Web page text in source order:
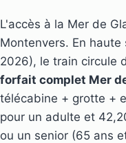
L'accès à la Mer de
Montenvers. En
2026), le train circule
forfait complet Mer
télécabine + grotte +
pour un adulte et
ou un senior (65 ans